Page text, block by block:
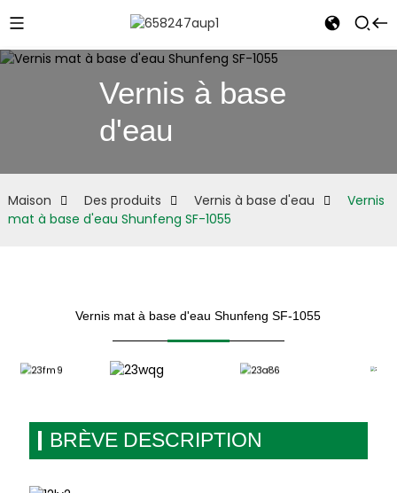
Vernis à base
d'eau
Maison Des produits Vernis à base d'eau
Vernis
mat à base d'eau Shunfeng SF-1055
Vernis mat à base d'eau Shunfeng SF-1055
BRÈVE DESCRIPTION